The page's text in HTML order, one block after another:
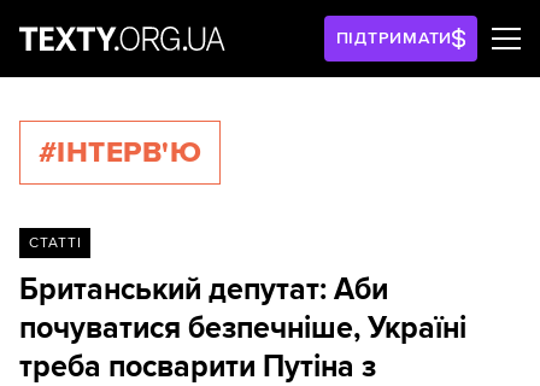
ПІДТРИМАТИ
#ІНТЕРВ'Ю
СТАТТІ
Британський депутат: Аби
почуватися безпечніше, Україні
треба посварити Путіна з